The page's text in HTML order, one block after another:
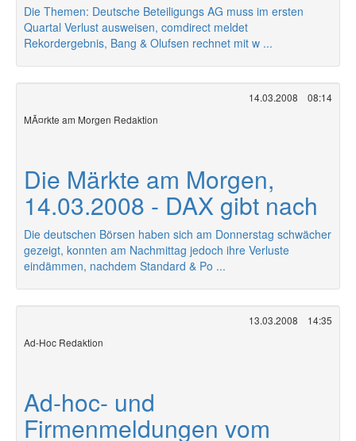
Die Themen: Deutsche Beteiligungs AG muss im ersten
Quartal Verlust ausweisen, comdirect meldet
Rekordergebnis, Bang & Olufsen rechnet mit w ...
14.03.2008
08:14
MÃ¤rkte am Morgen Redaktion
Die Märkte am Morgen,
14.03.2008 - DAX gibt nach
Die deutschen Börsen haben sich am Donnerstag schwächer
gezeigt, konnten am Nachmittag jedoch ihre Verluste
eindämmen, nachdem Standard & Po ...
13.03.2008
14:35
Ad-Hoc Redaktion
Ad-hoc- und
Firmenmeldungen vom